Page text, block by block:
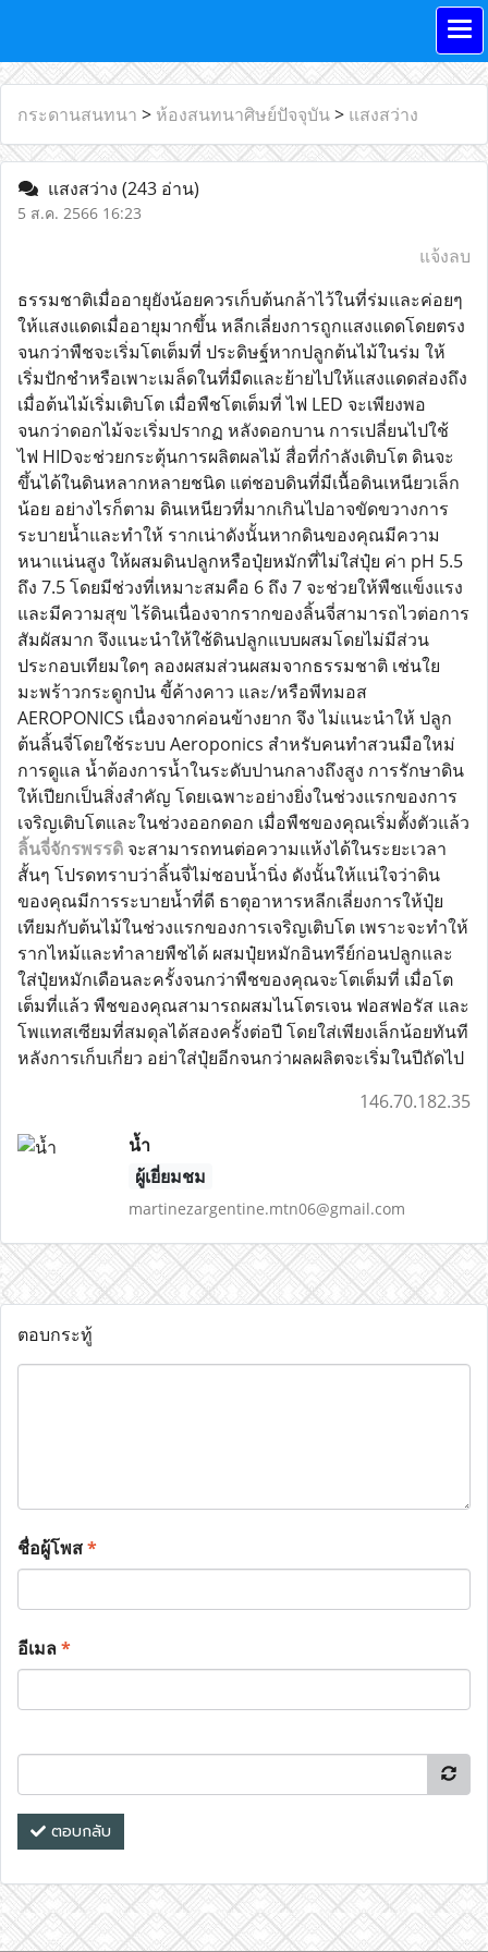
กระดานสนทนา > ห้องสนทนาศิษย์ปัจจุบัน> แสงสว่าง
แสงสว่าง (243 อ่าน)
5 ส.ค. 2566 16:23
แจ้งลบ
ธรรมชาติเมื่ออายุยังน้อยควรเก็บต้นกล้าไว้ในที่ร่มและค่อยๆ
ให้แสงแดดเมื่ออายุมากขึ้น หลีกเลี่ยงการถูกแสงแดดโดยตรง
จนกว่าพืชจะเริ่มโตเต็มที่ ประดิษฐ์หากปลูกต้นไม้ในร่ม ให้
เริ่มปักชำหรือเพาะเมล็ดในที่มืดและย้ายไปให้แสงแดดส่องถึง
เมื่อต้นไม้เริ่มเติบโต เมื่อพืชโตเต็มที่ ไฟ LED จะเพียงพอ
จนกว่าดอกไม้จะเริ่มปรากฏ หลังดอกบาน การเปลี่ยนไปใช้
ไฟ HIDจะช่วยกระตุ้นการผลิตผลไม้ สื่อที่กำลังเติบโต ดินจะ
ขึ้นได้ในดินหลากหลายชนิด แต่ชอบดินที่มีเนื้อดินเหนียวเล็ก
น้อย อย่างไรก็ตาม ดินเหนียวที่มากเกินไปอาจขัดขวางการ
ระบายน้ำและทำให้ รากเน่าดังนั้นหากดินของคุณมีความ
หนาแน่นสูง ให้ผสมดินปลูกหรือปุ๋ยหมักที่ไม่ใส่ปุ๋ย ค่า pH 5.5
ถึง 7.5 โดยมีช่วงที่เหมาะสมคือ 6 ถึง 7 จะช่วยให้พืชแข็งแรง
และมีความสุข ไร้ดินเนื่องจากรากของลิ้นจี่สามารถไวต่อการ
สัมผัสมาก จึงแนะนำให้ใช้ดินปลูกแบบผสมโดยไม่มีส่วน
ประกอบเทียมใดๆ ลองผสมส่วนผสมจากธรรมชาติ เช่นใย
มะพร้าวกระดูกป่น ขี้ค้างคาว และ/หรือพีทมอส
AEROPONICS เนื่องจากค่อนข้างยาก จึง ไม่แนะนำให้ ปลูก
ต้นลิ้นจี่โดยใช้ระบบ Aeroponics สำหรับคนทำสวนมือใหม่
การดูแล น้ำต้องการน้ำในระดับปานกลางถึงสูง การรักษาดิน
ให้เปียกเป็นสิ่งสำคัญ โดยเฉพาะอย่างยิ่งในช่วงแรกของการ
เจริญเติบโตและในช่วงออกดอก เมื่อพืชของคุณเริ่มตั้งตัวแล้ว
ลิ้นจี่จักรพรรดิ จะสามารถทนต่อความแห้งได้ในระยะเวลา
สั้นๆ โปรดทราบว่าลิ้นจี่ไม่ชอบน้ำนิ่ง ดังนั้นให้แน่ใจว่าดิน
ของคุณมีการระบายน้ำที่ดี ธาตุอาหารหลีกเลี่ยงการให้ปุ๋ย
เทียมกับต้นไม้ในช่วงแรกของการเจริญเติบโต เพราะจะทำให้
รากไหม้และทำลายพืชได้ ผสมปุ๋ยหมักอินทรีย์ก่อนปลูกและ
ใส่ปุ๋ยหมักเดือนละครั้งจนกว่าพืชของคุณจะโตเต็มที่ เมื่อโต
เต็มที่แล้ว พืชของคุณสามารถผสมไนโตรเจน ฟอสฟอรัส และ
โพแทสเซียมที่สมดุลได้สองครั้งต่อปี โดยใส่เพียงเล็กน้อยทันที
หลังการเก็บเกี่ยว อย่าใส่ปุ๋ยอีกจนกว่าผลผลิตจะเริ่มในปีถัดไป
146.70.182.35
น้ำ
ผู้เยี่ยมชม
martinezargentine.mtn06@gmail.com
ตอบกระทู้
ชื่อผู้โพส*
อีเมล*
ตอบกลับ